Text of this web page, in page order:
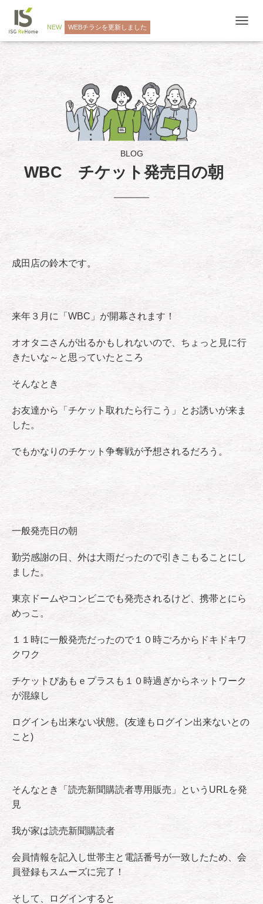
NEW WEBチラシを更新しました
ビ
WBC チケット発売日の朝
BLOG
成田店の鈴木です。
来年３月に「WBC」が開幕されます！
オオタニさんが出るかもしれないので、ちょっと見に行
きたいな～と思っていたところ
そんなとき
お友達から「チケット取れたら行こう」とお誘いが来ま
した。
でもかなりのチケット争奪戦が予想されるだろう。
一般発売日の朝
勤労感謝の日、外は大雨だったので引きこもることにし
ました。
東京ドームやコンビニでも発売されるけど、携帯とにら
めっこ。
１１時に一般発売だったので１０時ごろからドキドキワ
クワク
チケットぴあもｅプラスも１０時過ぎからネットワーク
が混線し
ログインも出来ない状態。(友達もログイン出来ないとの
こと)
そんなとき「読売新聞購読者専用販売」というURLを発
見
我が家は読売新聞購読者
会員情報を記入し世帯主と電話番号が一致したため、会
員登録もスムーズに完了！
そして、ログインすると